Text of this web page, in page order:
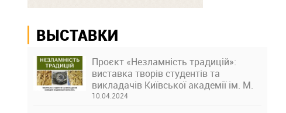
ВЫСТАВКИ
Проєкт «Незламність традицій»:
виставка творів студентів та
викладачів Київської академії ім. М.
Бойчука
10.04.2024